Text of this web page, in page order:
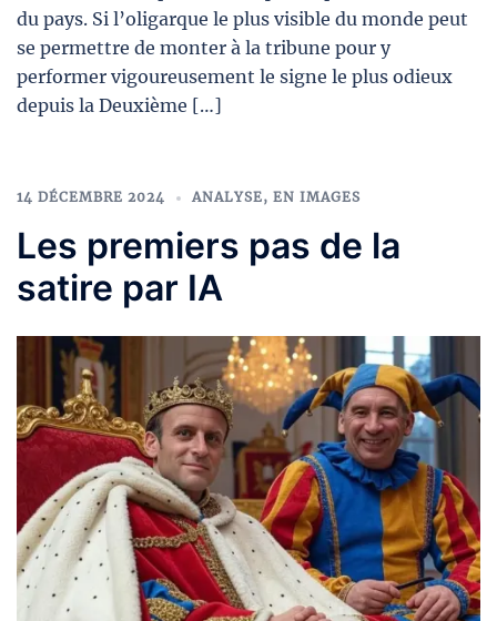
du pays. Si l’oligarque le plus visible du monde peut
se permettre de monter à la tribune pour y
performer vigoureusement le signe le plus odieux
depuis la Deuxième […]
14 DÉCEMBRE 2024 ANALYSE, EN IMAGES
Les premiers pas de la
satire par IA